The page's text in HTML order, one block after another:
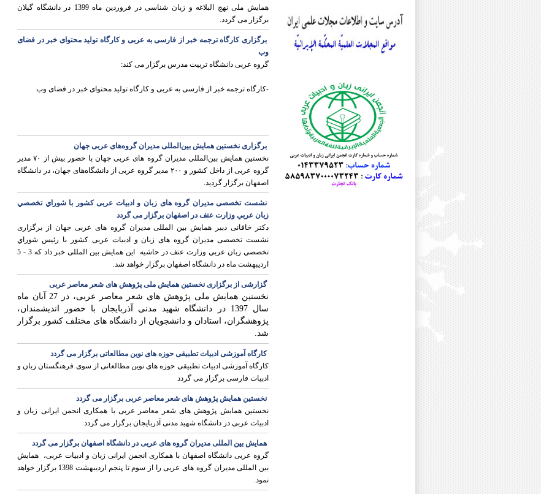
دکتر علی اسودی
دکتر بهنوش اصغری
دکتر جواد اصغری
دکتر محمد جعفر اصغری
دکتر ابوالحسن امین مقدسی
مرحوم دکتر سید امیر محمود انوار
دکتر امید ایزانلو
دکتر جمشید باقرزاده
دکتر رسول بلاوی
دکتر خلیل پروینی
دکتر یدالله پشابادی
دکتر هدایت الله تقی زاده
دکتر محمدحسن تقیه
دکتر مریم جلائی
همایش ملی نهج البلاغه و زبان شناسی در فروردین ماه 1399 در دانشگاه گیلان
برگزار می گردد.
برگزاری کارگاه ترجمه خبر از فارسی به عربی و کارگاه تولید محتوای خبر در فضای
وب
گروه عربی دانشگاه تربیت مدرس برگزار می کند:
-کارگاه ترجمه خبر از فارسی به عربی و کارگاه تولید محتوای خبر در فضای وب
برگزاری نخستین همایش بین‌المللی مدیران گروه‌های عربی جهان
نخستین همایش بین‌المللی مدیران گروه های عربی جهان با حضور بیش از ۷۰ مدیر
گروه عربی از داخل کشور و ۲۰۰ مدیر گروه عربی از دانشگاه‌های جهان، در دانشگاه
اصفهان برگزار گردید.
نشست تخصصی مدیران گروه های زبان و ادبیات عربی کشور با شوراي تخصصي
زبان عربي وزارت عتف در اصفهان برگزار می گردد
دکتر خاقانی دبیر همایش بین المللی مدیران گروه های عربی جهان از برگزاری
نشست تخصصی مدیران گروه های زبان و ادبیات عربی کشور با رئيس شوراي
تخصصي زبان عربي وزارت عتف در حاشیه این همایش بین المللی خبر داد که 3 - 5
اردیبهشت ماه در دانشگاه اصفهان برگزار خواهد شد.
گزارشی از برگزاری نخستین همایش ملی پژوهش های شعر معاصر عربی
نخستین همایش ملی پژوهش­ های شعر معاصر عربی، در 27 آبان ماه
سال 1397 در دانشگاه شهید مدنی آذربایجان با حضور اندیشمندان،
پژوهشگران، استادان و دانشجویان از دانشگاه­ های مختلف کشور برگزار
شد.
کارگاه آموزشی ادبیات تطبیقی حوزه های نوین مطالعاتی برگزار می گردد
کارگاه آموزشی ادبیات تطبیقی حوزه های نوین مطالعاتی از سوی فرهنگستان زبان و
ادبیات فارسی برگزار می گردد
نخستین همایش پژوهش های شعر معاصر عربی برگزار می گردد
نخستین همایش پژوهش های شعر معاصر عربی با همکاری انجمن ایرانی زبان و
ادبیات عربی در دانشگاه شهید مدنی آذربایجان برگزار می گردد
همايش بین المللی مدیران گروه های عربی در دانشگاه اصفهان برگزار می گردد
گروه عربی دانشگاه اصفهان با همکاری انجمن ایرانی زبان و ادبیات عربی، همايش
بین المللی مدیران گروه های عربی را از سوم تا پنجم ارديبهشت 1398 برگزار خواهد
نمود.